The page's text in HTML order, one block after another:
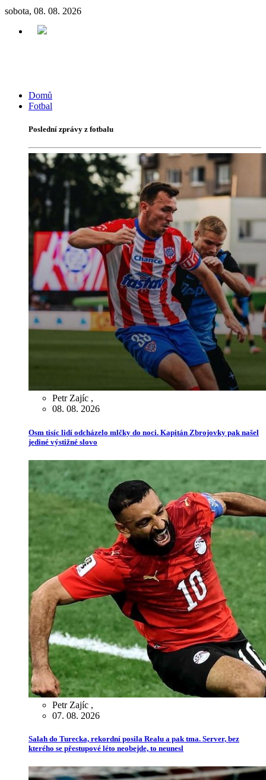
sobota, 08. 08. 2026
Domů
Fotbal
Poslední zprávy z fotbalu
Petr Zajíc ,
08. 08. 2026
Osm tisíc lidí odcházelo mlčky do noci. Kapitán Zbrojovky pak našel
jediné výstižné slovo
Petr Zajíc ,
07. 08. 2026
Salah do Turecka, rekordní posila Realu a pak tma. Server, bez
kterého se přestupové léto neobejde, to neunesl